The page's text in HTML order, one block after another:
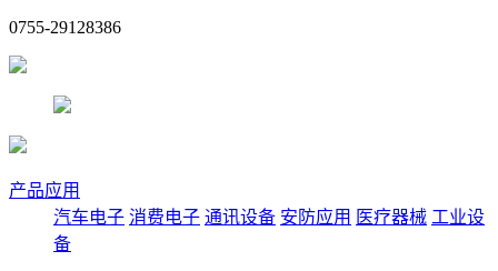
0755-29128386
产品应用
汽车电子 消费电子 通讯设备 安防应用 医疗器械 工业设
备